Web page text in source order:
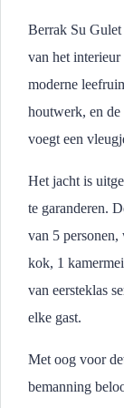
Berrak Su
van het interieur
moderne
houtwerk, en
voegt een
Het jacht is
te garanderen.
van 5
kok, 1
van eersteklas
elke gast.
Met oog voor
bemanning